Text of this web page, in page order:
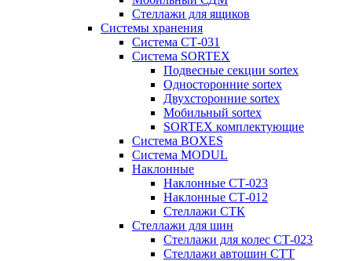
Стеллажи для ящиков
Системы хранения
Система СТ-031
Система SORTEX
Подвесные секции sortex
Односторонние sortex
Двухсторонние sortex
Мобильный sortex
SORTEX комплектующие
Система BOXES
Система MODUL
Наклонные
Наклонные СТ-023
Наклонные СТ-012
Стеллажи СТК
Стеллажи для шин
Стеллажи для колес СТ-023
Стеллажи автошин СТТ